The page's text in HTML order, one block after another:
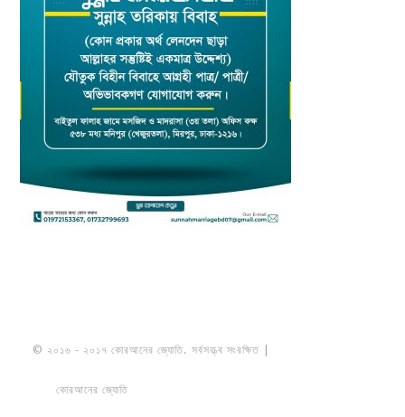
© ২০১৬ - ২০১৭ কোরআনের জ্যোতি. সর্বসত্ত্ব সংরক্ষিত |
কোরআনের জ্যোতি